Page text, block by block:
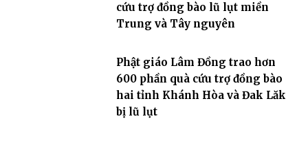
cứu trợ đồng bào lũ lụt miền
Trung và Tây nguyên
Phật giáo Lâm Đồng trao hơn
600 phần quà cứu trợ đồng bào
hai tỉnh Khánh Hòa và Đak Lăk
bị lũ lụt